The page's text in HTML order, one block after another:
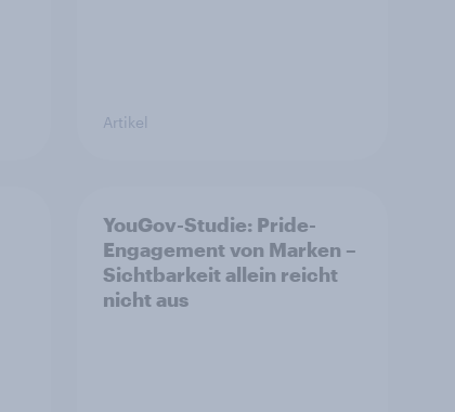
Artikel
YouGov-Studie: Pride-
Engagement von Marken –
Sichtbarkeit allein reicht
nicht aus